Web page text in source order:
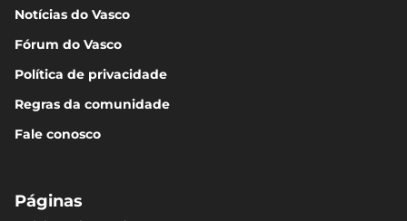
Notícias do Vasco
Fórum do Vasco
Política de privacidade
Regras da comunidade
Fale conosco
Páginas